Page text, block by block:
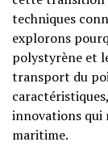
techniques
explorons
polystyrène et
transport du
innovations qui
maritime.